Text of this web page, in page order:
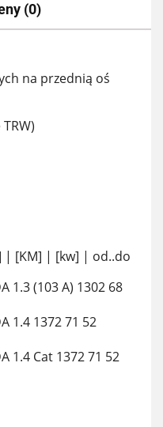
(0)
na przednią oś
| [KM] | [kw] | od..do
1.3 (103 A) 1302 68
1.4 1372 71 52
1.4 Cat 1372 71 52